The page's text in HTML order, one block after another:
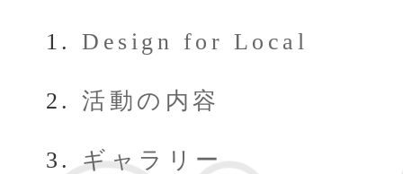
Design for Local
活動の内容
ギャラリー